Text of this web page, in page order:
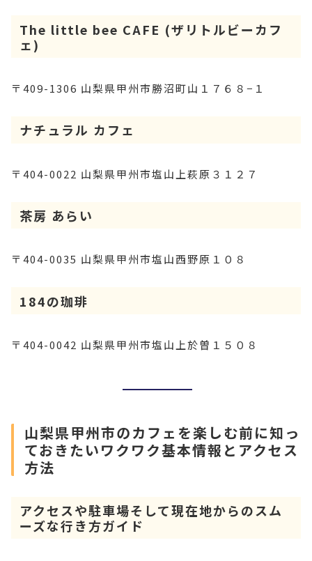
The little bee CAFE (ザリトルビーカフ
ェ)
〒409-1306 山梨県甲州市勝沼町山１７６８−１
ナチュラル カフェ
〒404-0022 山梨県甲州市塩山上萩原３１２７
茶房 あらい
〒404-0035 山梨県甲州市塩山西野原１０８
184の珈琲
〒404-0042 山梨県甲州市塩山上於曽１５０８
山梨県甲州市のカフェを楽しむ前に知っ
ておきたいワクワク基本情報とアクセス
方法
アクセスや駐車場そして現在地からのスム
ーズな行き方ガイド